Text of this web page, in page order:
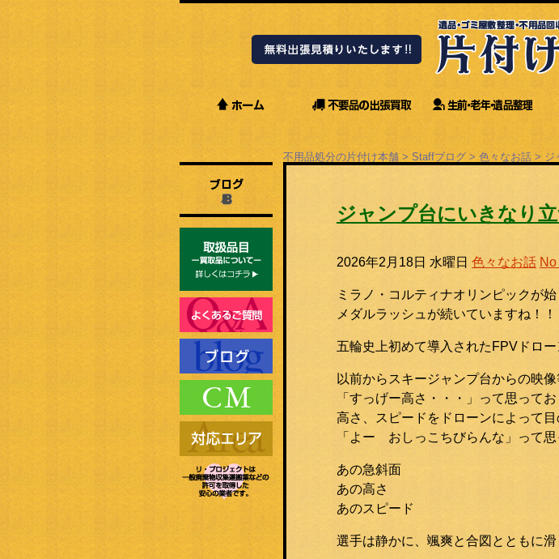
不用品処分の片付け本舗 > Staffブログ > 色々なお話 > ジ
ジャンプ台にいきなり立
2026年2月18日 水曜日 色々なお話
ミラノ・コルティナオリンピックが始
メダルラッシュが続いていますね！！
五輪史上初めて導入されたFPVドロー
以前からスキージャンプ台からの映像
「すっげー高さ・・・」って思ってお
高さ、スピードをドローンによって目
「よー おしっこちびらんな」って
あの急斜面
あの高さ
あのスピード
選手は静かに、颯爽と合図とともに滑